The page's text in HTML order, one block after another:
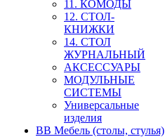
11. КОМОДЫ
12. СТОЛ-
КНИЖКИ
14. СТОЛ
ЖУРНАЛЬНЫЙ
АКСЕССУАРЫ
МОДУЛЬНЫЕ
СИСТЕМЫ
Универсальные
изделия
ВВ Мебель (столы, стулья)